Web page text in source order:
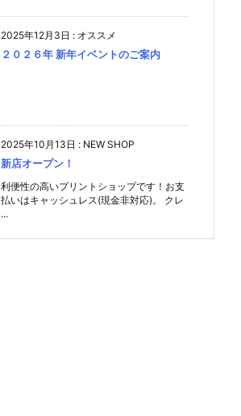
2025年12月3日 : オススメ
２０２６年 新年イベントのご案内
2025年10月13日 : NEW SHOP
新店オープン！
利便性の高いプリントショップです！お支
払いはキャッシュレス(現金非対応)。 クレ
...